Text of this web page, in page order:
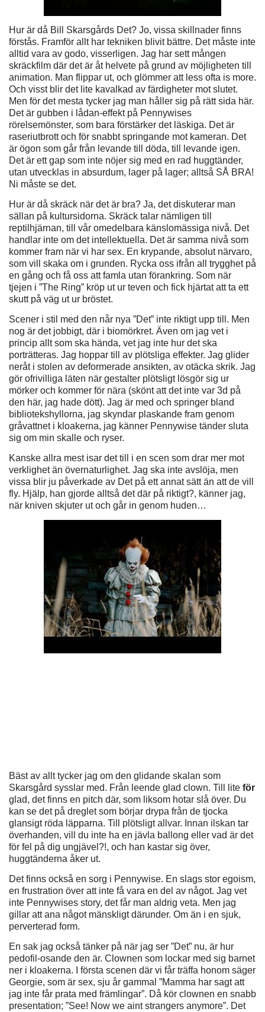
Hur är då Bill Skarsgårds Det? Jo, vissa skillnader finns
förstås. Framför allt har tekniken blivit bättre. Det måste inte
alltid vara av godo, visserligen. Jag har sett mången
skräckfilm där det är åt helvete på grund av möjligheten till
animation. Man flippar ut, och glömmer att less ofta is more.
Och visst blir det lite kavalkad av färdigheter mot slutet.
Men för det mesta tycker jag man håller sig på rätt sida här.
Det är gubben i lådan-effekt på Pennywises
rörelsemönster, som bara förstärker det läskiga. Det är
raseriutbrott och för snabbt springande mot kameran. Det
är ögon som går från levande till döda, till levande igen.
Det är ett gap som inte nöjer sig med en rad huggtänder,
utan utvecklas in absurdum, lager på lager; alltså SÅ BRA!
Ni måste se det.
Hur är då skräck när det är bra? Ja, det diskuterar man
sällan på kultursidorna. Skräck talar nämligen till
reptilhjärnan, till vår omedelbara känslomässiga nivå. Det
handlar inte om det intellektuella. Det är samma nivå som
kommer fram när vi har sex. En krypande, absolut närvaro,
som vill skaka om i grunden. Rycka oss ifrån all trygghet på
en gång och få oss att famla utan förankring. Som när
tjejen i ”The Ring” kröp ut ur teven och fick hjärtat att ta ett
skutt på väg ut ur bröstet.
Scener i stil med den når nya ”Det” inte riktigt upp till. Men
nog är det jobbigt, där i biomörkret. Även om jag vet i
princip allt som ska hända, vet jag inte hur det ska
porträtteras. Jag hoppar till av plötsliga effekter. Jag glider
neråt i stolen av deformerade ansikten, av otäcka skrik. Jag
gör ofrivilliga läten när gestalter plötsligt lösgör sig ur
mörker och kommer för nära (skönt att det inte var 3d på
den här, jag hade dött). Jag är med och springer bland
bibliotekshyllorna, jag skyndar plaskande fram genom
gråvattnet i kloakerna, jag känner Pennywise tänder sluta
sig om min skalle och ryser.
Kanske allra mest isar det till i en scen som drar mer mot
verklighet än övernaturlighet. Jag ska inte avslöja, men
vissa blir ju påverkade av Det på ett annat sätt än att de vill
fly. Hjälp, han gjorde alltså det där på riktigt?, känner jag,
när kniven skjuter ut och går in genom huden…
Bäst av allt tycker jag om den glidande skalan som
Skarsgård sysslar med. Från leende glad clown. Till lite för
glad, det finns en pitch där, som liksom hotar slå över. Du
kan se det på dreglet som börjar drypa från de tjocka
glansigt röda läpparna. Till plötsligt allvar. Innan ilskan tar
överhanden, vill du inte ha en jävla ballong eller vad är det
för fel på dig ungjävel?!, och han kastar sig över,
huggtänderna åker ut.
Det finns också en sorg i Pennywise. En slags stor egoism,
en frustration över att inte få vara en del av något. Jag vet
inte Pennywises story, det får man aldrig veta. Men jag
gillar att ana något mänskligt därunder. Om än i en sjuk,
perverterad form.
En sak jag också tänker på när jag ser ”Det” nu, är hur
pedofil-osande den är. Clownen som lockar med sig barnet
ner i kloakerna. I första scenen där vi får träffa honom säger
Georgie, som är sex, sju år gammal ”Mamma har sagt att
jag inte får prata med främlingar”. Då kör clownen en snabb
presentation; ”See! Now we aint strangers anymore”. Det